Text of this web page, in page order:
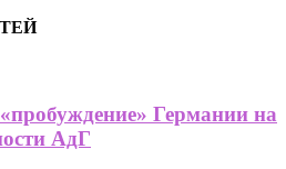
Германии на
АдГ